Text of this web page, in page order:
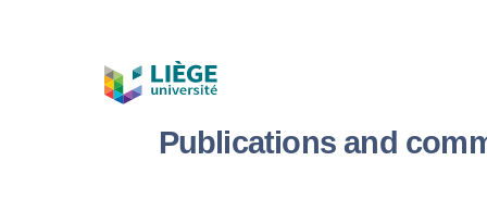
Publications and